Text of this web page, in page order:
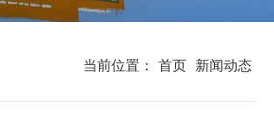
当前位置： 首页 新闻动态